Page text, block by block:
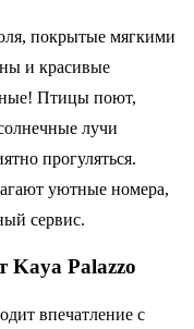
покрытые мягкими
и красивые
Птицы поют,
лучи
прогуляться.
уютные номера,
сервис.
Kaya Palazzo
впечатление с